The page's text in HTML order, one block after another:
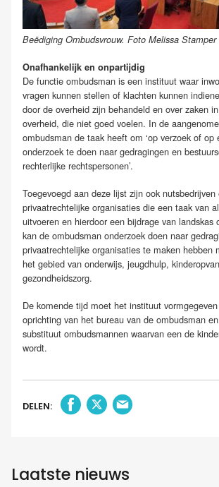
Beëdiging Ombudsvrouw. Foto Melissa Stamper
Onafhankelijk en onpartijdig
De functie ombudsman is een instituut waar
vragen kunnen stellen of klachten kunnen
door de overheid zijn behandeld en over zaken
overheid, die niet goed voelen. In de
ombudsman de taak heeft om ‘op verzoek of op
onderzoek te doen naar gedragingen en
rechterlijke rechtspersonen’.
Toegevoegd aan deze lijst zijn ook nutsbedrijven
privaatrechtelijke organisaties die een taak van
uitvoeren en hierdoor een bijdrage van landskas
kan de ombudsman onderzoek doen naar
privaatrechtelijke organisaties te maken hebben
het gebied van onderwijs, jeugdhulp,
gezondheidszorg.
De komende tijd moet het instituut
oprichting van het bureau van de ombudsman
substituut ombudsmannen waarvan een de
wordt.
DELEN:
Laatste nieuws